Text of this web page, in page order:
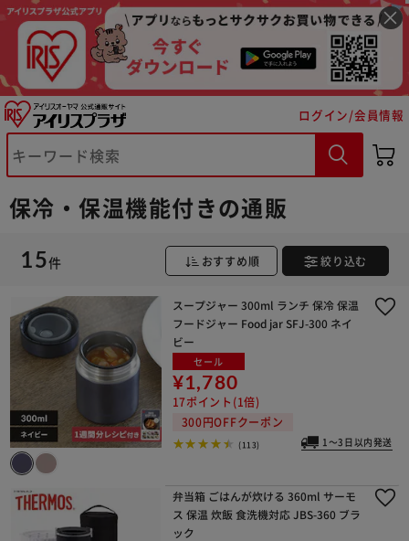
ログイン/会員情報
保冷・保温機能付きの通販
15件 おすすめ順 絞り込む
スープジャー 300ml ランチ 保冷 保温
フードジャー Food jar SFJ-300 ネイ
ビー
セール
¥1,780
17ポイント(1倍)
300円OFFクーポン
(113) 1～3日以内発送
弁当箱 ごはんが炊ける 360ml サーモ
ス 保温 炊飯 食洗機対応 JBS-360 ブラ
ック
※ご確認ください
購入手続きへ